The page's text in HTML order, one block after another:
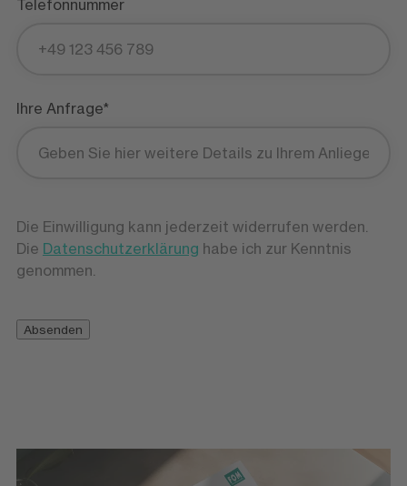
Telefonnummer
Ihre Anfrage*
Die Einwilligung kann jederzeit widerrufen werden.
Die Datenschutzerklärung habe ich zur Kenntnis
genommen.
Absenden